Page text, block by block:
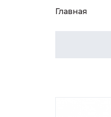
Главная